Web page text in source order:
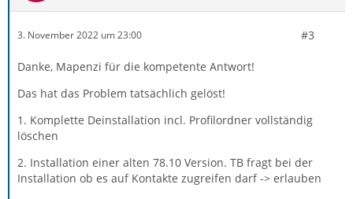
3. November 2022 um 23:00 #3
Danke, Mapenzi für die kompetente Antwort!
Das hat das Problem tatsächlich gelöst!
1. Komplette Deinstallation incl. Profilordner vollständig
löschen
2. Installation einer alten 78.10 Version. TB fragt bei der
Installation ob es auf Kontakte zugreifen darf -> erlauben